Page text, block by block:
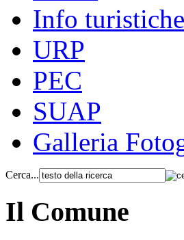
Info turistiche
URP
PEC
SUAP
Galleria
Cerca...
Il Comune